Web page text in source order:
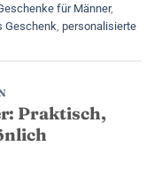
für Männer,
Geschenk personalisierte
Praktisch,